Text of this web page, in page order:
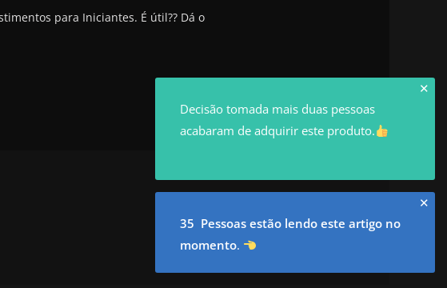
para Iniciantes. É útil?? Dá o
✕
Decisão tomada mais duas pessoas
acabaram de adquirir este produto.
✕
35 Pessoas estão lendo este artigo no
momento.